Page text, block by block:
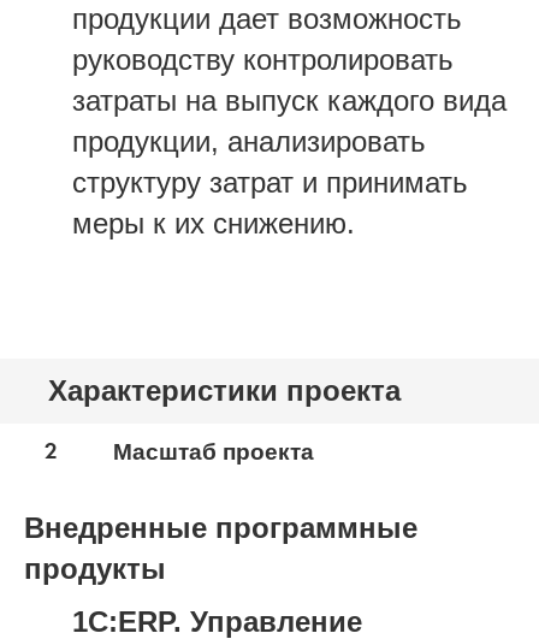
продукции дает возможность
руководству контролировать
затраты на выпуск каждого вида
продукции, анализировать
структуру затрат и принимать
меры к их снижению.
Характеристики проекта
2 Масштаб проекта
Внедренные программные
продукты
1С:ERP. Управление